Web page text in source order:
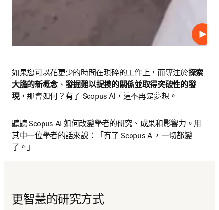
播放
如果您可以花更少的時間在瑣碎的工作上，而專注於探索
大膽的新概念 、 發掘難以捉摸的關係並取得突破性的發
現，那會如何？有了 Scopus AI，這不再是夢想。
聽聽 Scopus AI 如何改變學者的研究、成果和影響力。用
其中一位學者的話來說：「有了 Scopus AI，一切都變
了。」
更智慧的研究方式